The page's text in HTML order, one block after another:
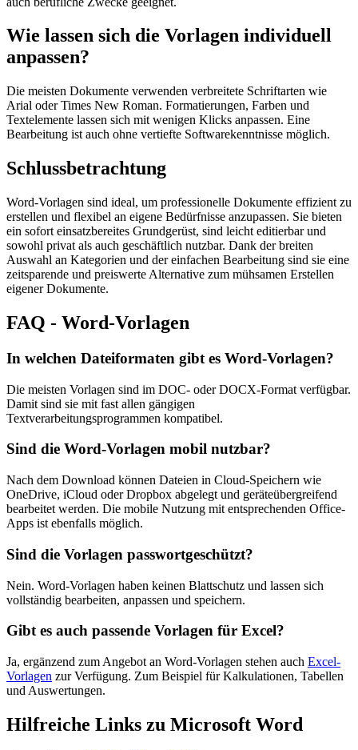
Wie lassen sich die Vorlagen individuell
anpassen?
Die meisten Dokumente verwenden verbreitete Schriftarten wie
Arial oder Times New Roman. Formatierungen, Farben und
Textelemente lassen sich mit wenigen Klicks anpassen. Eine
Bearbeitung ist auch ohne vertiefte Softwarekenntnisse möglich.
Schlussbetrachtung
Word-Vorlagen sind ideal, um professionelle Dokumente effizient zu
erstellen und flexibel an eigene Bedürfnisse anzupassen. Sie bieten
ein sofort einsatzbereites Grundgerüst, sind leicht editierbar und
sowohl privat als auch geschäftlich nutzbar. Dank der breiten
Auswahl an Kategorien und der einfachen Bearbeitung sind sie eine
zeitsparende und preiswerte Alternative zum mühsamen Erstellen
eigener Dokumente.
FAQ - Word-Vorlagen
In welchen Dateiformaten gibt es Word-Vorlagen?
Die meisten Vorlagen sind im DOC- oder DOCX-Format verfügbar.
Damit sind sie mit fast allen gängigen
Textverarbeitungsprogrammen kompatibel.
Sind die Word-Vorlagen mobil nutzbar?
Nach dem Download können Dateien in Cloud-Speichern wie
OneDrive, iCloud oder Dropbox abgelegt und geräteübergreifend
bearbeitet werden. Die mobile Nutzung mit entsprechenden Office-
Apps ist ebenfalls möglich.
Sind die Vorlagen passwortgeschützt?
Nein. Word-Vorlagen haben keinen Blattschutz und lassen sich
vollständig bearbeiten, anpassen und speichern.
Gibt es auch passende Vorlagen für Excel?
Ja, ergänzend zum Angebot an Word-Vorlagen stehen auch Excel-
Vorlagen zur Verfügung. Zum Beispiel für Kalkulationen, Tabellen
und Auswertungen.
Hilfreiche Links zu Microsoft Word